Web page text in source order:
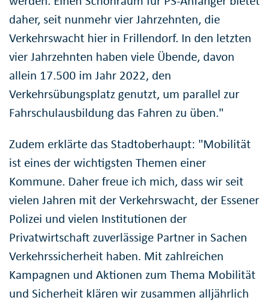
daher, seit nunmehr vier Jahrzehnten, die
Verkehrswacht hier in Frillendorf. In den letzten
vier Jahrzehnten haben viele Übende, davon
allein 17.500 im Jahr 2022, den
Verkehrsübungsplatz genutzt, um parallel zur
Fahrschulausbildung das Fahren zu üben."
Zudem erklärte das Stadtoberhaupt: "Mobilität
ist eines der wichtigsten Themen einer
Kommune. Daher freue ich mich, dass wir seit
vielen Jahren mit der Verkehrswacht, der Essener
Polizei und vielen Institutionen der
Privatwirtschaft zuverlässige Partner in Sachen
Verkehrssicherheit haben. Mit zahlreichen
Kampagnen und Aktionen zum Thema Mobilität
und Sicherheit klären wir zusammen alljährlich